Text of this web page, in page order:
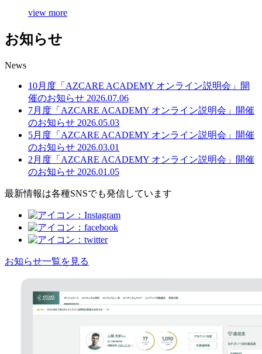
view more
お知らせ
News
10月度「AZCARE ACADEMY オンライン説明会」開
催のお知らせ 2026.07.06
7月度「AZCARE ACADEMY オンライン説明会」開催
のお知らせ 2026.05.03
5月度「AZCARE ACADEMY オンライン説明会」開催
のお知らせ 2026.03.01
2月度「AZCARE ACADEMY オンライン説明会」開催
のお知らせ 2026.01.05
最新情報は各種SNSでも発信しています
お知らせ一覧を見る